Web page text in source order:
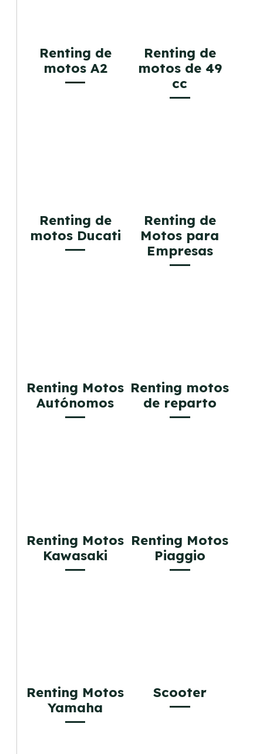
Renting de
motos A2
Renting de
motos de 49
cc
Renting de
motos Ducati
Renting de
Motos para
Empresas
Renting Motos
Autónomos
Renting motos
de reparto
Renting Motos
Kawasaki
Renting Motos
Piaggio
Renting Motos
Yamaha
Scooter